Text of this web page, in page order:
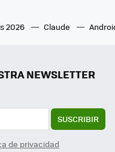
2026 Claude
NEWSLETTER
SUSCRIBIR
de privacidad